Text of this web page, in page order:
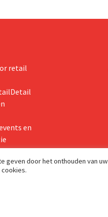
retail
en
door het onthouden van